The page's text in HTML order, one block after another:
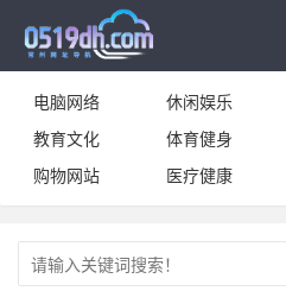
电脑网络 休闲娱乐
教育文化
体育健身
购物网站
医疗健康